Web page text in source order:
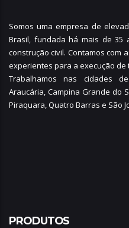
Somos uma empresa de
Brasil, fundada há mais de
construção civil. Contamos com
experientes para a execução
Trabalhamos nas cidades
Araucária, Campina Grande do
Piraquara,Quatro Barras e São
PRODUTOS